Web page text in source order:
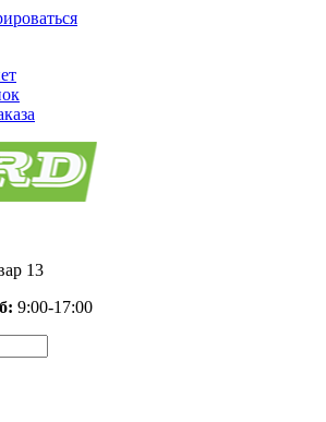
13
9:00-17:00